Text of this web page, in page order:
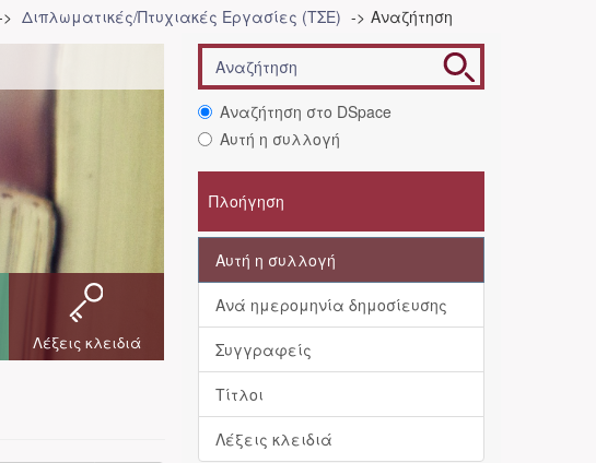
Διπλωματικές/Πτυχιακές Εργασίες (ΤΣΕ) Αναζήτηση
Λέξεις κλειδιά
Αναζήτηση στο DSpace
Αυτή η συλλογή
Πλοήγηση
Αυτή η συλλογή
Ανά ημερομηνία δημοσίευσης
Συγγραφείς
Τίτλοι
Λέξεις κλειδιά